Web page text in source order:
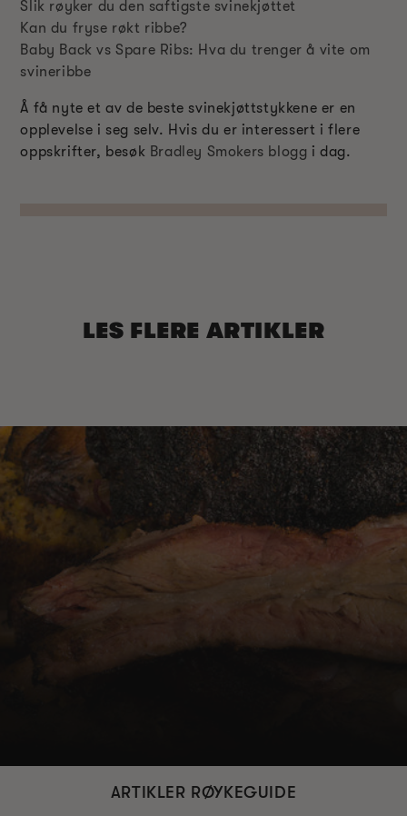
Slik røyker du den saftigste svinekjøttet
Kan du fryse røkt ribbe?
Baby Back vs Spare Ribs: Hva du trenger å vite om
svineribbe
Å få nyte et av de beste svinekjøttstykkene er en
opplevelse i seg selv. Hvis du er interessert i flere
oppskrifter, besøk Bradley Smokers blogg i dag.
LES FLERE ARTIKLER
ARTIKLER RØYKEGUIDE